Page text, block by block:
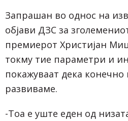
Запрашан во однос на
објави ДЗС за
премиерот Христијан
токму тие параметри и
покажуваат дека конечно
развиваме.
-Тоа е уште еден од